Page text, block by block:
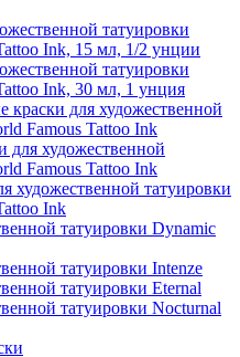
татуировки
Ink, 15 мл, 1/2 унции
татуировки
Ink, 30 мл, 1 унция
краски для художественной
Famous Tattoo Ink
для художественной
Famous Tattoo Ink
художественной татуировки
Ink
татуировки Dynamic
татуировки Intenze
татуировки Eternal
татуировки Nocturnal